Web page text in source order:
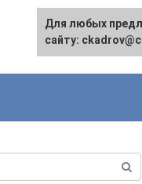
Для любых
сайту: